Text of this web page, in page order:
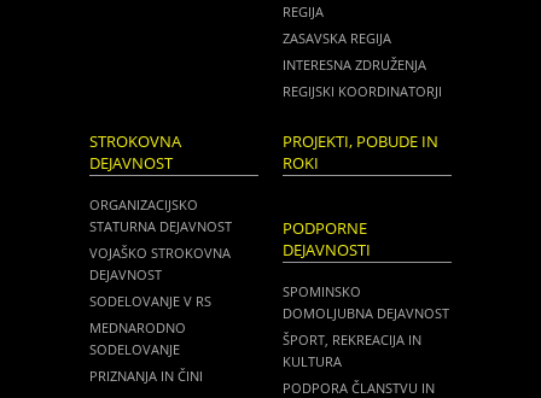
REGIJA
ZASAVSKA REGIJA
INTERESNA ZDRUŽENJA
REGIJSKI KOORDINATORJI
STROKOVNA
DEJAVNOST
ORGANIZACIJSKO
STATURNA DEJAVNOST
VOJAŠKO STROKOVNA
DEJAVNOST
SODELOVANJE V RS
MEDNARODNO
SODELOVANJE
PRIZNANJA IN ČINI
PROJEKTI, POBUDE IN
ROKI
PODPORNE
DEJAVNOSTI
SPOMINSKO
DOMOLJUBNA DEJAVNOST
ŠPORT, REKREACIJA IN
KULTURA
PODPORA ČLANSTVU IN